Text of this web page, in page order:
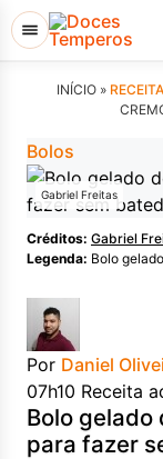
INÍCIO »
Bolos
Gabriel Freitas
Créditos: Gabriel
Legenda: Bolo
Por Daniel
07h10 Receita
Bolo
para fazer